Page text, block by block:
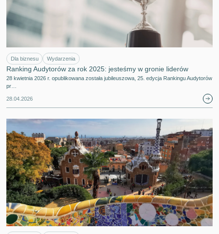
Dla biznesu Wydarzenia
Ranking Audytorów za rok 2025: jesteśmy w gronie liderów
28 kwietnia 2026 r. opublikowana została jubileuszowa, 25. edycja Rankingu Audytorów
pr…
28.04.2026